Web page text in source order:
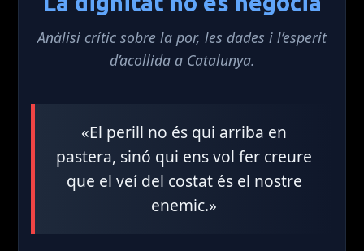
Anàlisi crític sobre la por, les dades i l’esperit
d’acollida a Catalunya.
«El perill no és qui arriba en
pastera, sinó qui ens vol fer creure
que el veí del costat és el nostre
enemic.»